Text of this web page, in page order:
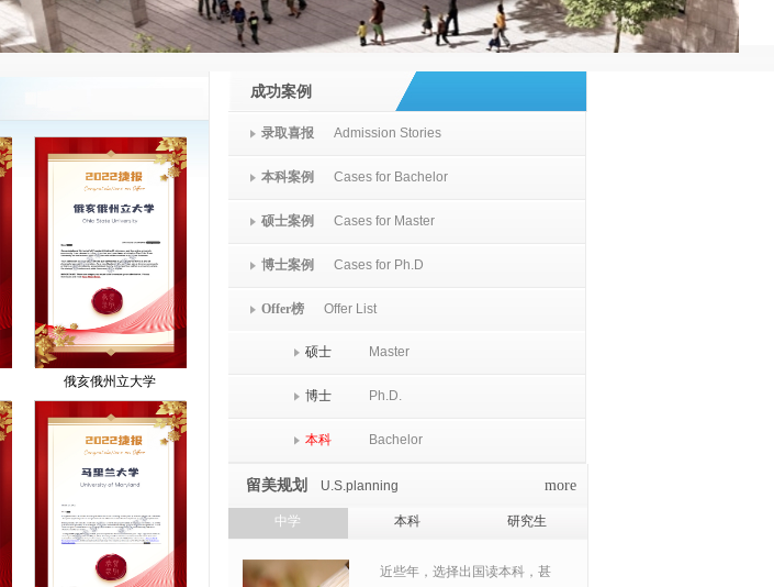
俄亥俄州立大学
成功案例
录取喜报 Admission Stories
本科案例 Cases for Bachelor
硕士案例 Cases for Master
博士案例 Cases for Ph.D
Offer榜 Offer List
硕士 Master
博士 Ph.D.
本科 Bachelor
留美规划 U.S.planning more
中学 本科 研究生
近些年，选择出国读本科，甚